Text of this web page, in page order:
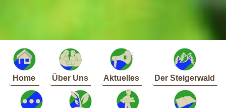
Home Über Uns Aktuelles Der Steigerwald